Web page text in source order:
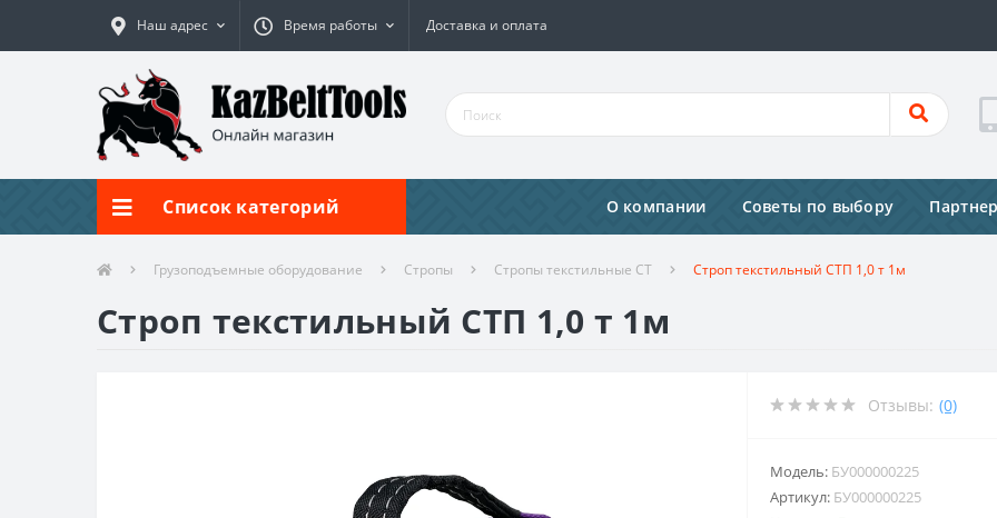
Наш адрес Время работы Доставка и оплата
Список категорий О компании Советы по выбору
Грузоподъемные оборудование Стропы Стропы текстильные СТ Строп текстильный СТП 1,0 т 1м
Строп текстильный СТП 1,0 т 1м
Отзывы: (0)
Модель: БУ000000225
Артикул: БУ000000225